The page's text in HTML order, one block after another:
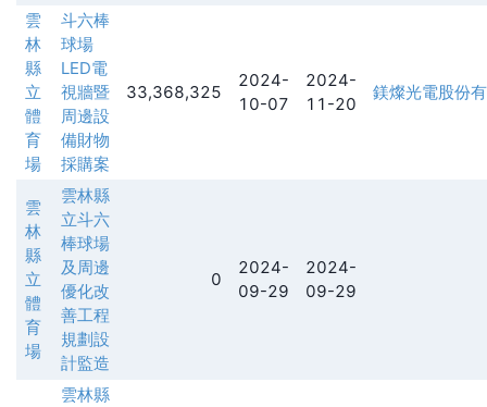
雲
林
縣
立
體
育
場
斗六棒
球場
LED電
視牆暨
周邊設
備財物
採購案
33,368,325
2024-
10-07
2024-
11-20
鎂燦光電股份
雲
林
縣
立
體
育
場
雲林縣
立斗六
棒球場
及周邊
優化改
善工程
規劃設
計監造
0
2024-
09-29
2024-
09-29
雲林縣